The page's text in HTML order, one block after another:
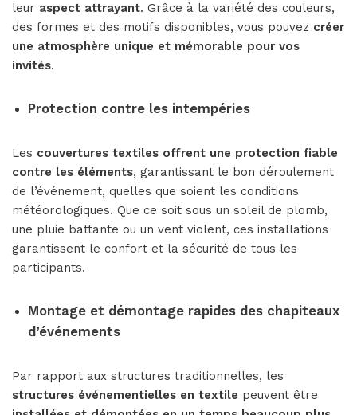
leur aspect attrayant. Grâce à la variété des couleurs,
des formes et des motifs disponibles, vous pouvez créer
une atmosphère unique et mémorable pour vos
invités.
Protection contre les intempéries
Les couvertures textiles offrent une protection fiable
contre les éléments, garantissant le bon déroulement
de l’événement, quelles que soient les conditions
météorologiques. Que ce soit sous un soleil de plomb,
une pluie battante ou un vent violent, ces installations
garantissent le confort et la sécurité de tous les
participants.
Montage et démontage rapides des chapiteaux
d’événements
Par rapport aux structures traditionnelles, les
structures événementielles en textile peuvent être